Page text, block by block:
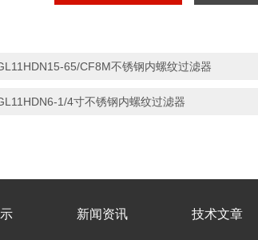
65/CF8M不锈钢内螺纹过滤器
1/4寸不锈钢内螺纹过滤器
新闻资讯 技术文章